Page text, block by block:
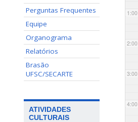
Perguntas Frequentes
Equipe
Organograma
Relatórios
Brasão
UFSC/SECARTE
ATIVIDADES
CULTURAIS
1:00
2:00
3:00
4:00